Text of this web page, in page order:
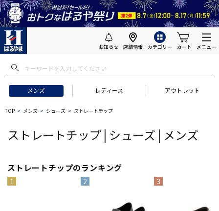
お知らせ 店舗情報 カテゴリー カート メニュー
メンズ レディース アウトレット
フトにおすすめ #セットアップ スーツ
TOP メンズ シューズ ストレートチップ
ストレートチップ | シューズ | メンズ
ストレートチップのランキング
1 2 3